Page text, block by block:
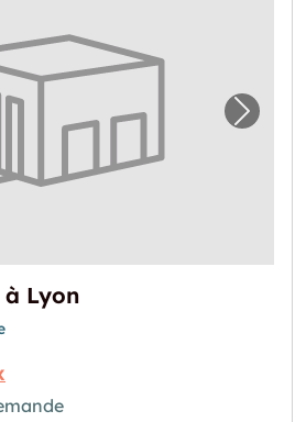
pour "Self-stockage à
Lyon